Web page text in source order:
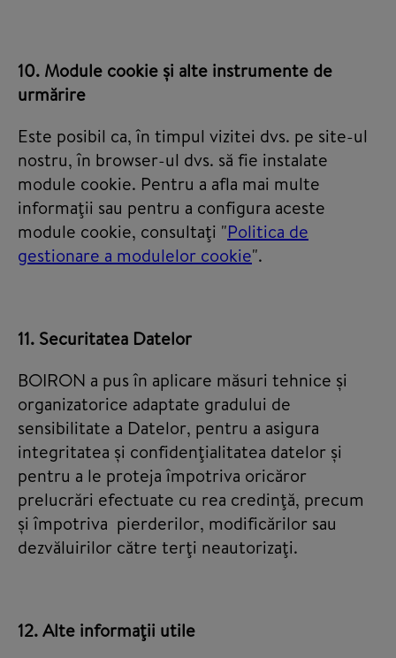
10. Module cookie și alte instrumente de
urmărire
Este posibil ca, în timpul vizitei dvs. pe site-ul
nostru, în browser-ul dvs. să fie instalate
module cookie. Pentru a afla mai multe
informaţii sau pentru a configura aceste
module cookie, consultaţi "Politica de
gestionare a modulelor cookie".
11. Securitatea Datelor
BOIRON a pus în aplicare măsuri tehnice și
organizatorice adaptate gradului de
sensibilitate a Datelor, pentru a asigura
integritatea și confidenţialitatea datelor și
pentru a le proteja împotriva oricăror
prelucrări efectuate cu rea credinţă, precum
și împotriva pierderilor, modificărilor sau
dezvăluirilor către terţi neautorizaţi.
12. Alte informaţii utile